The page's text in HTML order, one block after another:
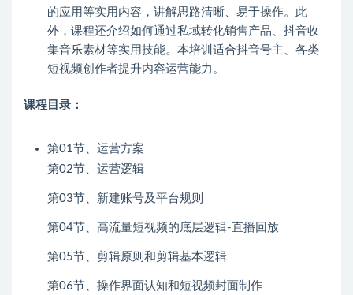
的应用等实用内容，讲解思路清晰、易于操作。此
外，课程还介绍如何通过私域转化销售产品、抖音收
集音乐素材等实用技能。本培训适合抖音号主、各类
短视频创作者提升内容运营能力。
课程目录：
第01节、运营方案
第02节、运营逻辑
第03节、新建账号及平台规则
第04节、高流量短视频的底层逻辑-直播回放
第05节、剪辑原则和剪辑基本逻辑
第06节、操作界面认知和短视频封面制作